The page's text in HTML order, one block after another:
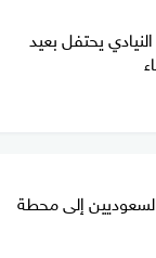
يحتفل بعيد
إلى محطة